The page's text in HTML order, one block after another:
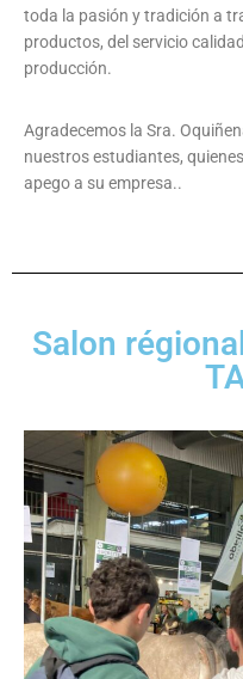
toda la pasión y tradición a
productos, del servicio
producción.
Agradecemos la Sra.
nuestros estudiantes,
apego a su empresa..
Salon